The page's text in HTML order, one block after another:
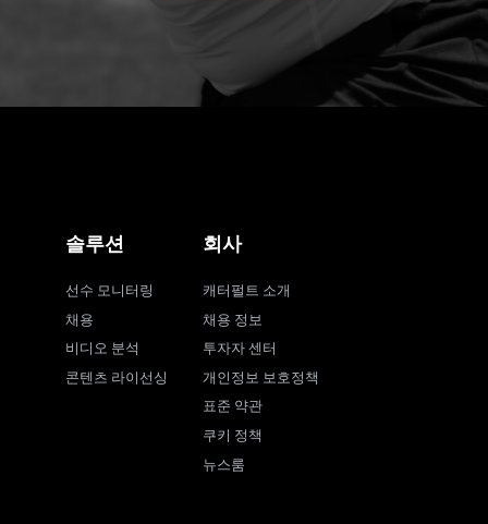
솔루션
선수 모니터링
채용
비디오 분석
콘텐츠 라이선싱
회사
캐터펄트 소개
채용 정보
투자자 센터
개인정보 보호정책
표준 약관
쿠키 정책
뉴스룸